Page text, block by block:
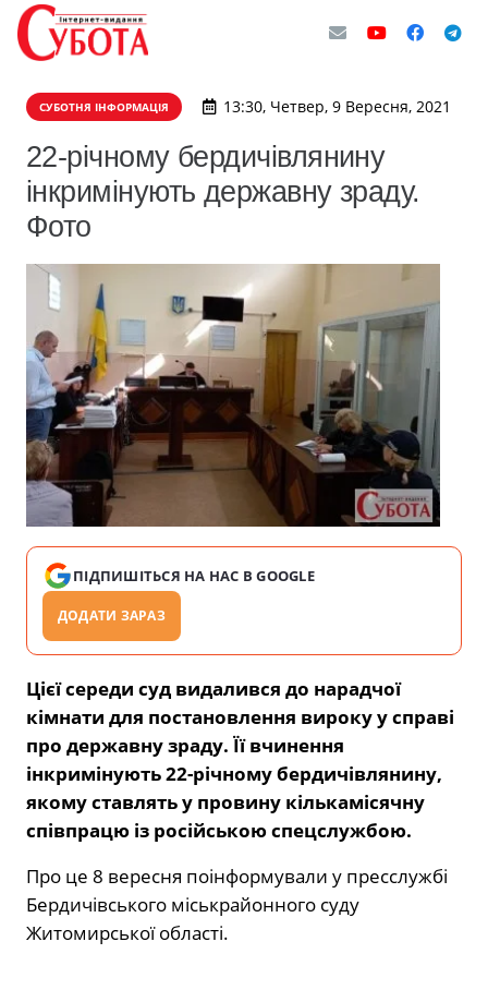
СУБОТНЯ ІНФОРМАЦІЯ 13:30, Четвер, 9 Вересня, 2021
22-річному бердичівлянину
інкримінують державну зраду.
Фото
ПІДПИШІТЬСЯ НА НАС В GOOGLE
ДОДАТИ ЗАРАЗ
Цієї середи суд видалився до нарадчої
кімнати для постановлення вироку у справі
про державну зраду. Її вчинення
інкримінують 22-річному бердичівлянину,
якому ставлять у провину кількамісячну
співпрацю із російською спецслужбою.
Про це 8 вересня поінформували у пресслужбі
Бердичівського міськрайонного суду
Житомирської області.